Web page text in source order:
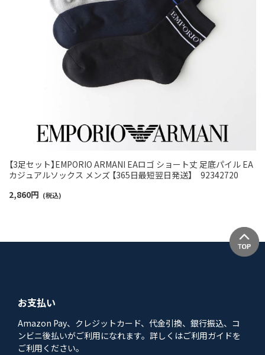
【3足セット】EMPORIO ARMANI EAロゴ ショート丈 足底パイル EA
カジュアルソックス メンズ 【365日最短翌日発送】 92342720
2,860円 (税込)
お支払い
Amazon Pay、クレジットカード、代金引換、銀行振込、コ
ンビニ後払いがご利用になれます。詳しくはご利用ガイドを
ご利用ください。